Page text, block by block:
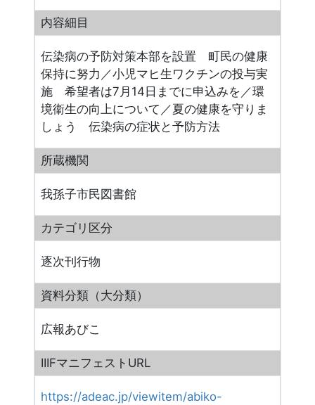
内容細目
伝染病の予防対策本部を設置 町民の健康
保持に努力／小児マヒ生ワクチンの投与実
施 希望者は7月14日までに申込みを／環
境衞生の向上について／夏の健康を守りま
しょう 伝染病の症状と予防方法
所蔵機関
我孫子市民図書館
カテゴリ区分
逐次刊行物
資料分類（大分類）
広報あびこ
IIIFマニフェストURL
https://adeac.jp/viewitem/abiko-